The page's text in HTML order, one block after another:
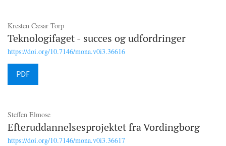
Kresten Cæsar Torp
Teknologifaget - succes og udfordringer
https://doi.org/10.7146/mona.v0i3.36616
PDF
Steffen Elmose
Efteruddannelsesprojektet fra Vordingborg
https://doi.org/10.7146/mona.v0i3.36617